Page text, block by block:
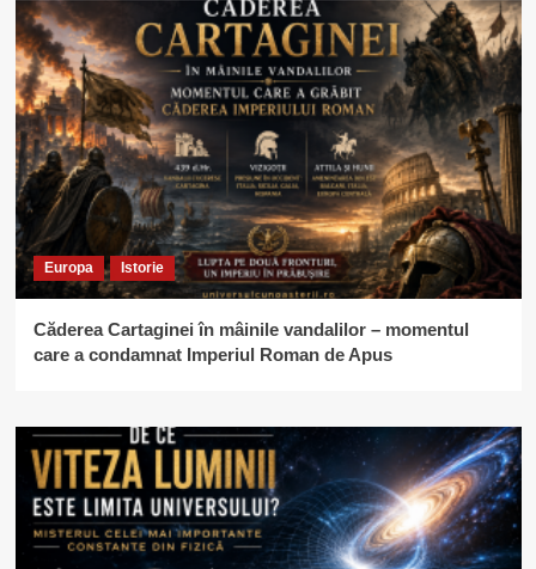
Europa Istorie
Căderea Cartaginei în mâinile vandalilor – momentul
care a condamnat Imperiul Roman de Apus